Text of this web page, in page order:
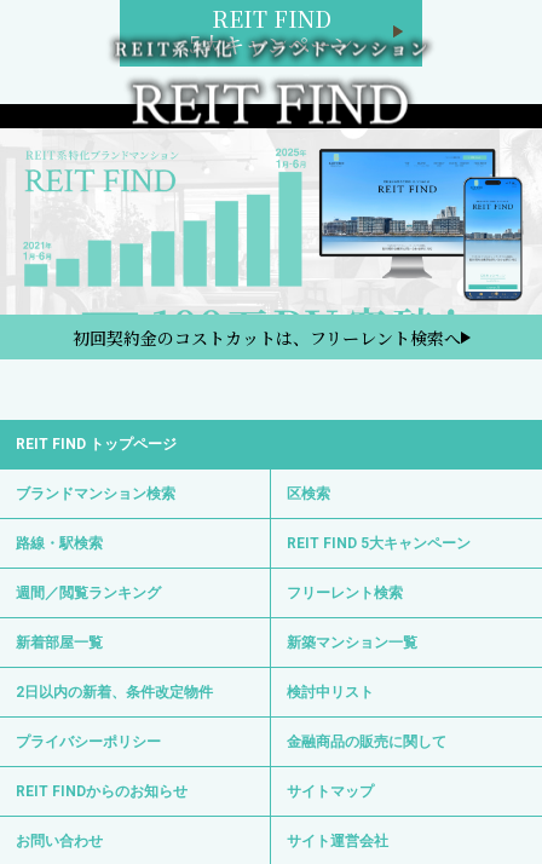
REIT FIND
5大キャンペーン
初回契約金のコストカットは、フリーレント検索へ
REIT FIND トップページ
ブランドマンション検索 区検索
路線・駅検索 REIT FIND 5大キャンペーン
週間／閲覧ランキング フリーレント検索
新着部屋一覧 新築マンション一覧
2日以内の新着、条件改定物件 検討中リスト
プライバシーポリシー 金融商品の販売に関して
REIT FINDからのお知らせ サイトマップ
お問い合わせ サイト運営会社